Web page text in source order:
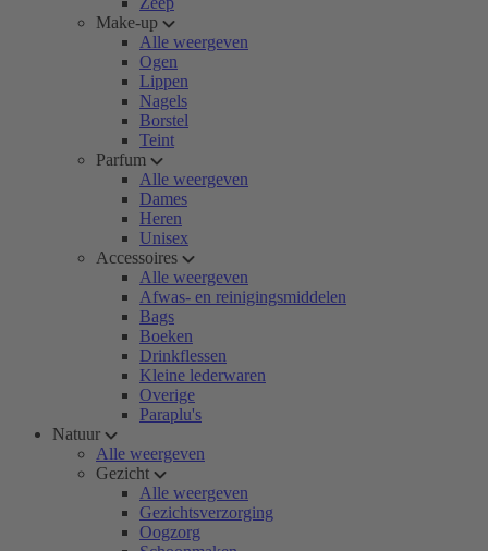
Make-up
Alle weergeven
Ogen
Lippen
Nagels
Borstel
Teint
Parfum
Alle weergeven
Dames
Heren
Unisex
Accessoires
Alle weergeven
Afwas- en reinigingsmiddelen
Bags
Boeken
Drinkflessen
Kleine lederwaren
Overige
Paraplu's
Natuur
Alle weergeven
Gezicht
Alle weergeven
Gezichtsverzorging
Oogzorg